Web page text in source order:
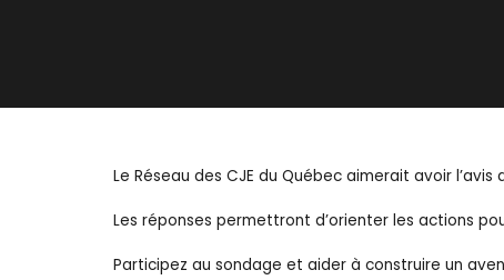
Le Réseau des CJE du Québec aimerait avoir
Les réponses permettront d’orienter les actions
Participez au sondage et aider à construire un